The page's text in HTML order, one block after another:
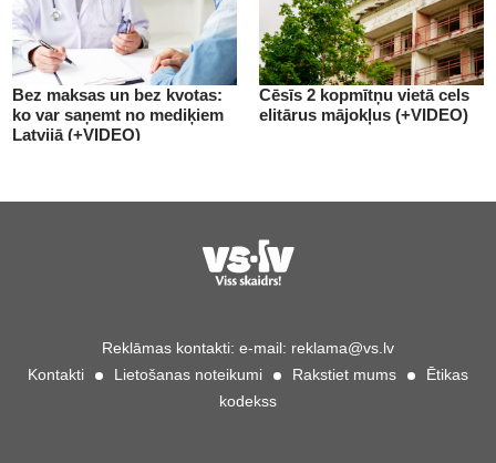
Bez maksas un bez kvotas:
ko var saņemt no mediķiem
Latvijā (+VIDEO)
Cēsīs 2 kopmītņu vietā cels
elitārus mājokļus (+VIDEO)
Reklāmas kontakti: e-mail: reklama@vs.lv
Kontakti
Lietošanas noteikumi Rakstiet mums
Ētikas
kodekss